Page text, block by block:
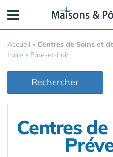
Accueil » Centres de Soins et
Loire » Eure-et-Loir
Rechercher
Centres
Panneau de gestion des cookies